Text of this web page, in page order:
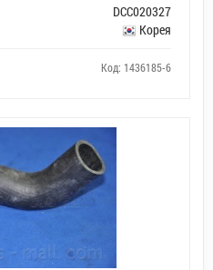
DCC020327
Корея
Код: 1436185-6